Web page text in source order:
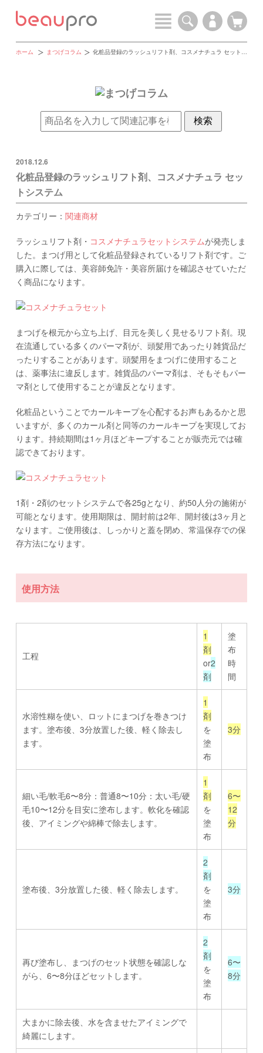
ホーム まつげコラム 化粧品登録のラッシュリフト剤、コスメナチュラ セットシステム
2018.12.6
化粧品登録のラッシュリフト剤、コスメナチュラ セッ
トシステム
カテゴリー： 関連商材
ラッシュリフト剤・ コスメナチュラセットシステムが発売しま
した。まつげ用として化粧品登録されているリフト剤です。ご
購入に際しては、美容師免許・美容所届けを確認させていただ
く商品になります。
まつげを根元から立ち上げ、目元を美しく見せるリフト剤。現
在流通している多くのパーマ剤が、頭髪用であったり雑貨品だ
ったりすることがあります。頭髪用をまつげに使用すること
は、薬事法に違反します。雑貨品のパーマ剤は、そもそもパー
マ剤として使用することが違反となります。
化粧品ということでカールキープを心配するお声もあるかと思
いますが、多くのカール剤と同等のカールキープを実現してお
ります。持続期間は1ヶ月ほどキープすることが販売元では確
認できております。
1剤・2剤のセットシステムで各25gとなり、約50人分の施術が
可能となります。使用期限は、開封前は2年、開封後は3ヶ月と
なります。ご使用後は、しっかりと蓋を閉め、常温保存での保
存方法になります。
使用方法
工程
1
剤
or2
剤
塗
布
時
間
水溶性糊を使い、ロットにまつげを巻きつけ
ます。塗布後、3分放置した後、軽く除去し
ます。
1
剤
を
塗
布
3分
細い毛/軟毛6〜8分：普通8〜10分：太い毛/硬
毛10〜12分を目安に塗布します。軟化を確認
後、アイミングや綿棒で除去します。
1
剤
を
塗
布
6〜
12
分
塗布後、3分放置した後、軽く除去します。
2
剤
を
塗
布
3分
再び塗布し、まつげのセット状態を確認しな
がら、6〜8分ほどセットします。
2
剤
を
塗
布
6〜
8分
大まかに除去後、水を含ませたアイミングで
綺麗にします。